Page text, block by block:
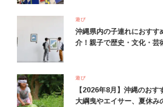
遊び
沖縄県内の子連れにおすす
介！親子で歴史・文化・芸
遊び
【2026年8月】沖縄のおす
大綱曳やエイサー、夏休み